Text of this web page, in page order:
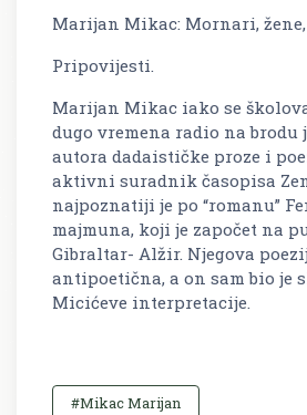
Marijan Mikac: Mornari,
Pripovijesti.
Marijan Mikac iako se
dugo vremena radio na brodu
autora dadaističke proze i
aktivni suradnik časopisa
najpoznatiji je po “romanu”
majmuna, koji je započet na
Gibraltar- Alžir. Njegova
antipoetična, a on sam bio je
Micićeve interpretacije.
#Mikac Marijan